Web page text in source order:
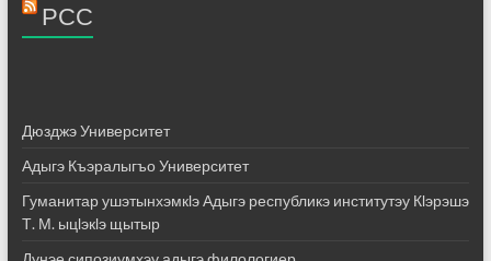
РСС
Дюзджэ Университет
Адыгэ Къэралыгъо Университет
Гуманитар ушэтынхэмкӏэ Адыгэ республикэ институтэу Кӏэрэшэ
Т. М. ыцӏэкӏэ щытыр